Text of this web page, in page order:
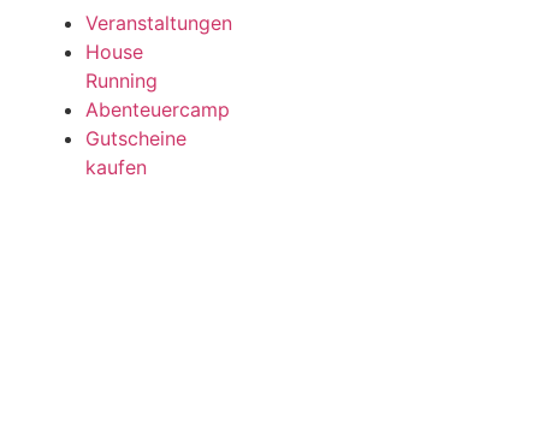
Veranstaltungen
House
Running
Abenteuercamp
Gutscheine
kaufen